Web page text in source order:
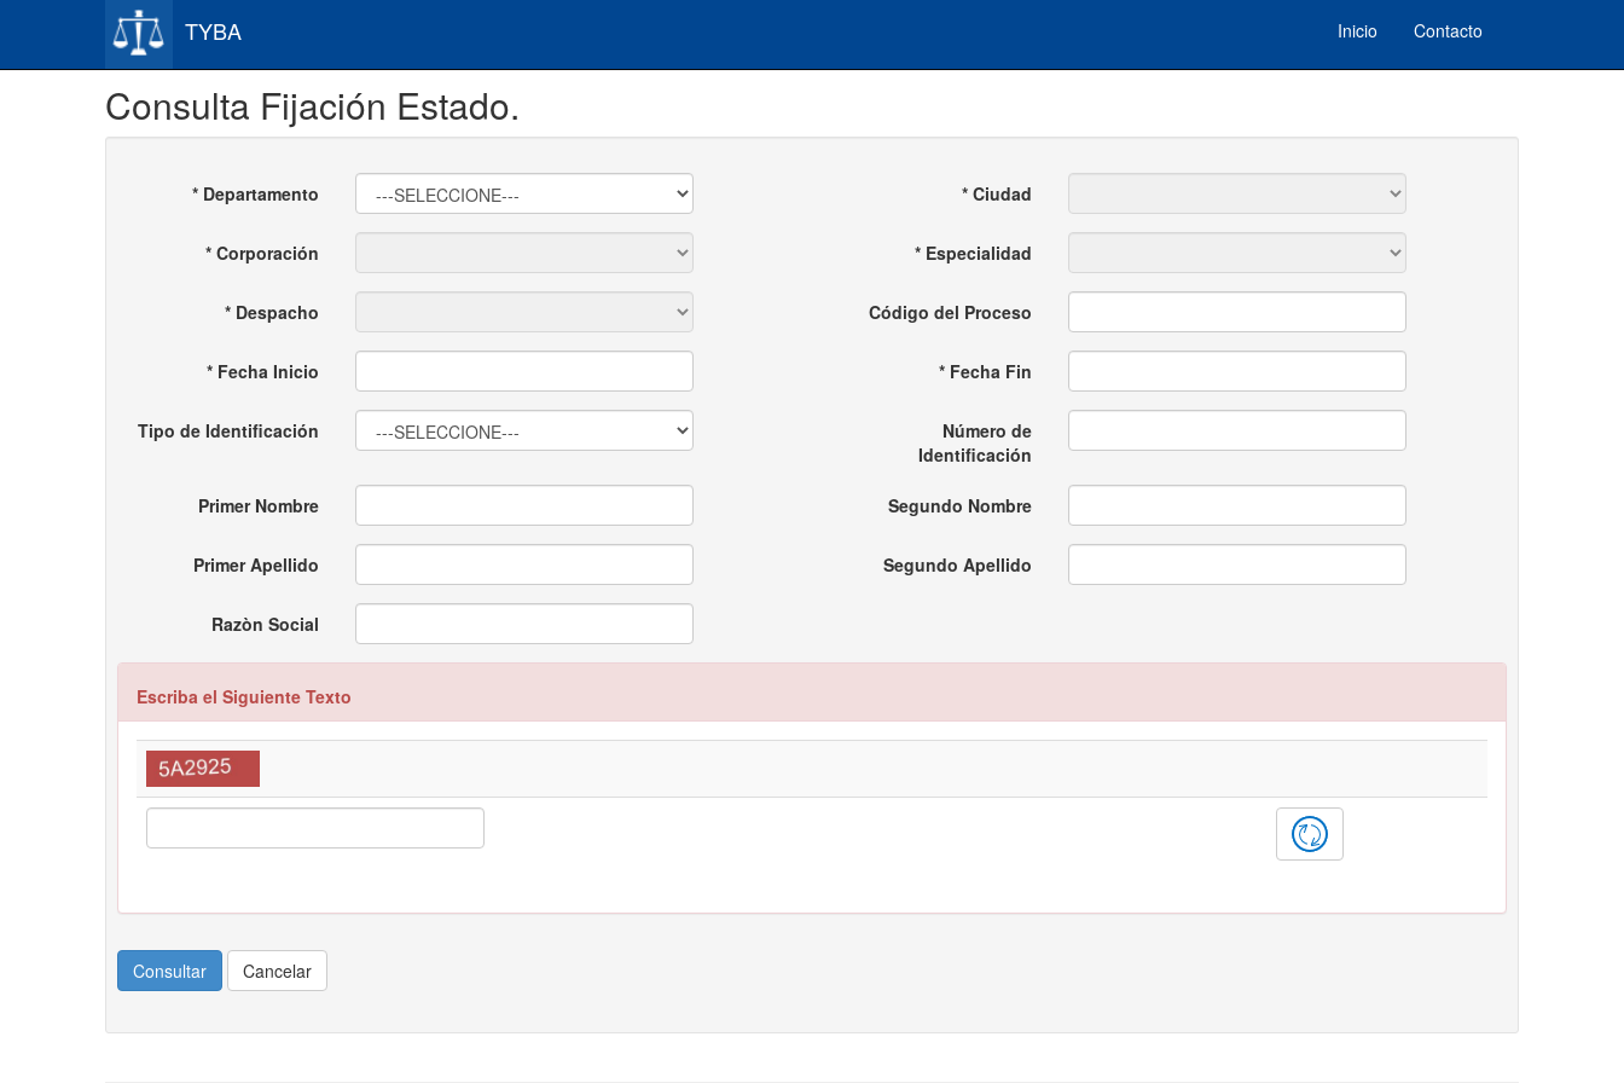
TYBA Inicio Contacto
Consulta Fijación Estado.
* Departamento * Ciudad
* Corporación * Especialidad
* Despacho Código del Proceso
* Fecha Inicio * Fecha Fin
Tipo de Identificación
Número de
Identificación
Primer Nombre Segundo Nombre
Primer Apellido Segundo Apellido
Razòn Social
Escriba el Siguiente Texto